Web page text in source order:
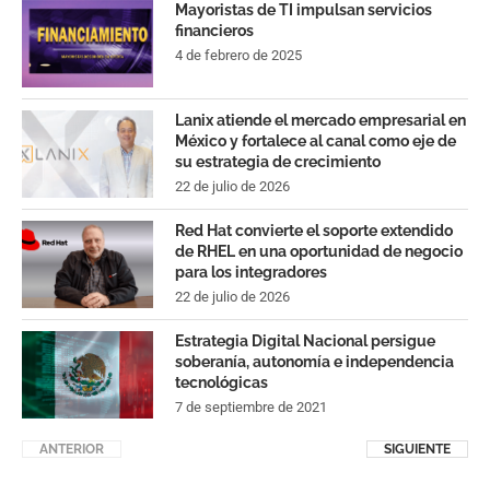
Mayoristas de TI impulsan servicios
financieros
4 de febrero de 2025
Lanix atiende el mercado empresarial en
México y fortalece al canal como eje de
su estrategia de crecimiento
22 de julio de 2026
Red Hat convierte el soporte extendido
de RHEL en una oportunidad de negocio
para los integradores
22 de julio de 2026
Estrategia Digital Nacional persigue
soberanía, autonomía e independencia
tecnológicas
7 de septiembre de 2021
ANTERIOR SIGUIENTE